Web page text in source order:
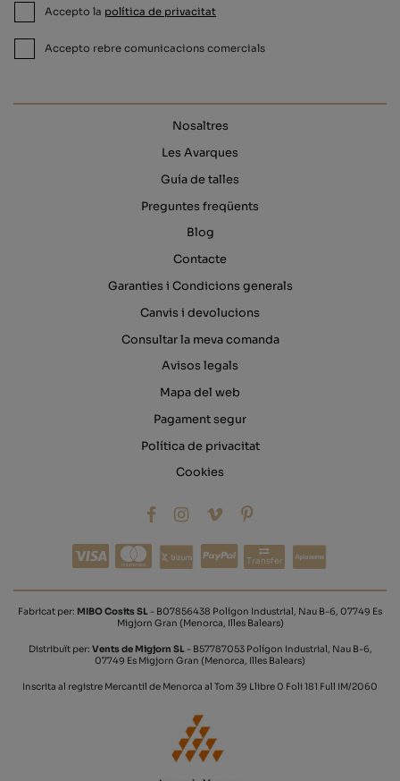
Accepto la política de privacitat
Accepto rebre comunicacions comercials
Nosaltres
Les Avarques
Guía de talles
Preguntes freqüents
Blog
Contacte
Garanties i Condicions generals
Canvis i devolucions
Consultar la meva comanda
Avisos legals
Mapa del web
Pagament segur
Política de privacitat
Cookies
Transfer
Fabricat per: MIBO Cosits SL - B07856438 Polígon Industrial, Nau B-6, 07749 Es
Migjorn Gran (Menorca, Illes Balears)
Distribuït per: Vents de Migjorn SL- B57787053 Polígon Industrial, Nau B-6,
07749 Es Migjorn Gran (Menorca, Illes Balears)
Inscrita al registre Mercantil de Menorca al Tom 39 Llibre 0 Foli 181 Full IM/2060